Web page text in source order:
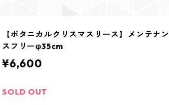
【ボタニカルクリスマスリース】メンテナン
スフリーφ35cm
¥6,600
SOLD OUT